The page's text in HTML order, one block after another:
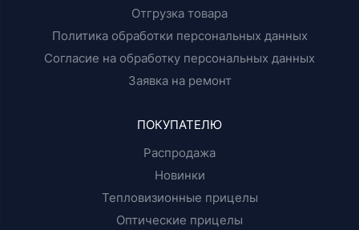
Отгрузка товара
Политика обработки персональных данных
Согласие на обработку персональных данных
Заявка на ремонт
ПОКУПАТЕЛЮ
Распродажа
Новинки
Тепловизионные прицелы
Оптические прицелы